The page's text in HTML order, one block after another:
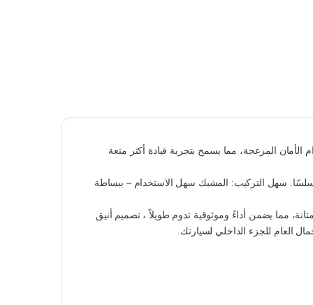
المزعجة، مما يسمح بتجربة قيادة أكثر متعة
سهل التركيب: المشبك سهل الاستخدام – ببساطة
مما يضمن أداءً وموثوقية تدوم طويلاً ، تصميم أنيق
العام للجزء الداخلي لسيارتك.